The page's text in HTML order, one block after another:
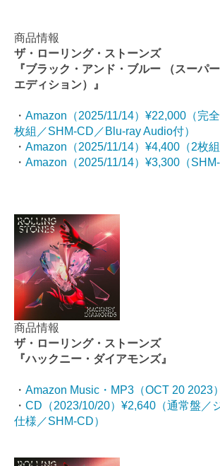
商品情報
ザ・ローリング・ストーンズ
『ブラック・アンド・ブルー （スーパ
エディション）』
・ Amazon（2025/11/14）¥22,000（完
枚組／SHM-CD／Blu-ray Audio付）
・ Amazon（2025/11/14）¥4,400（2枚組
・ Amazon（2025/11/14）¥3,300（SHM-
商品情報
ザ・ローリング・ストーンズ
『ハックニー・ダイアモンズ』
・ Amazon Music・MP3（OCT 20 2023
・ CD（2023/10/20）¥2,640（通常盤／
仕様／SHM-CD）